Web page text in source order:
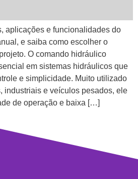
aplicações e funcionalidades do
e saiba como escolher o
O comando hidráulico
em sistemas hidráulicos que
e simplicidade. Muito utilizado
industriais e veículos pesados, ele
de operação e baixa […]